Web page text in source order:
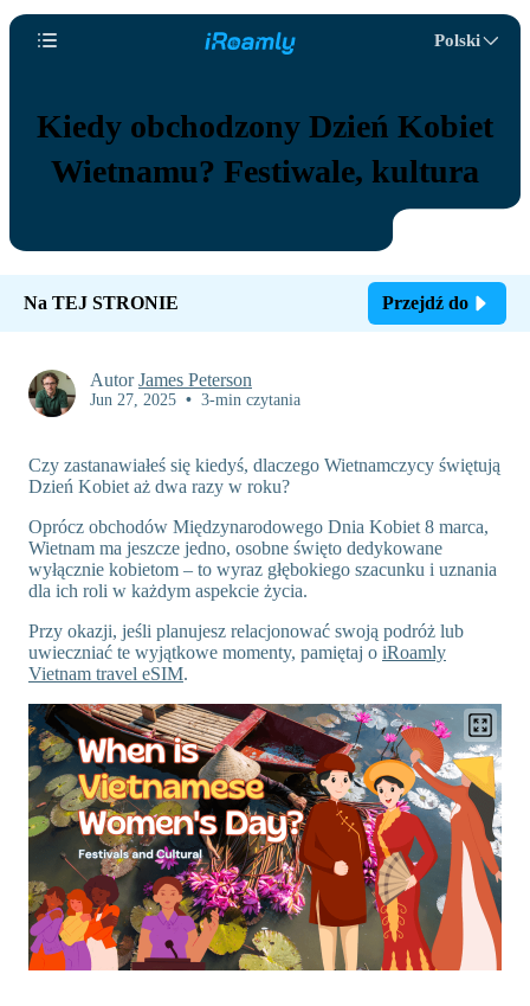
Polski
Kiedy obchodzony Dzień Kobiet
Wietnamu? Festiwale, kultura
Na TEJ STRONIE Przejdź do
AutorJames Peterson
Jun 27, 2025 • 3-min czytania
Czy zastanawiałeś się kiedyś, dlaczego Wietnamczycy świętują
Dzień Kobiet aż dwa razy w roku?
Oprócz obchodów Międzynarodowego Dnia Kobiet 8 marca,
Wietnam ma jeszcze jedno, osobne święto dedykowane
wyłącznie kobietom – to wyraz głębokiego szacunku i uznania
dla ich roli w każdym aspekcie życia.
Przy okazji, jeśli planujesz relacjonować swoją podróż lub
uwieczniać te wyjątkowe momenty, pamiętaj o iRoamly
Vietnam travel eSIM.